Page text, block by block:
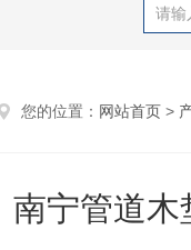
您的位置： 网站首页 >
南宁管道木